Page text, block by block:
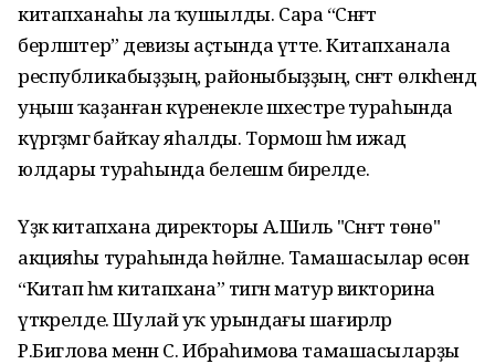
китапханаһы ла ҡушылды. Сара “Сәнғәт
берләштерә” девизы аҫтында үтте. Китапханала
республикабыҙҙың, районыбыҙҙың, сәнғәт өлкәһендә
уңыш ҡаҙанған күренекле шәхестәре тураһында
күргәҙмәгә байҡау яһалды. Тормош һәм ижад
юлдары тураһында белешмә бирелде.
Үҙәк китапхана директоры А.Шиль "Сәнғәт төнө"
акцияһы тураһында һөйләне. Тамашасылар өсөн
“Китап һәм китапхана” тигән матур викторина
үткәрелде. Шулай уҡ урындағы шағирәләр
Р.Биглова менән С. Ибраһимова тамашасыларҙы